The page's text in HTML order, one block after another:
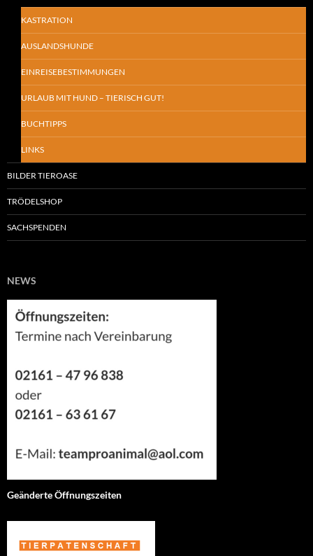
KASTRATION
AUSLANDSHUNDE
EINREISEBESTIMMUNGEN
URLAUB MIT HUND – TIERISCH GUT!
BUCHTIPPS
LINKS
BILDER TIEROASE
TRÖDELSHOP
SACHSPENDEN
NEWS
Geänderte Öffnungszeiten